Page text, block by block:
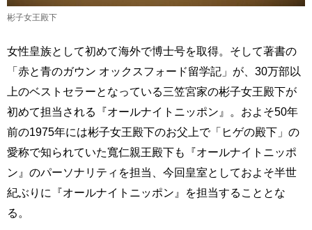
彬子女王殿下
女性皇族として初めて海外で博士号を取得。そして著書の
「赤と青のガウン オックスフォード留学記」が、30万部以
上のベストセラーとなっている三笠宮家の彬子女王殿下が
初めて担当される『オールナイトニッポン』。およそ50年
前の1975年には彬子女王殿下のお父上で「ヒゲの殿下」の
愛称で知られていた寬仁親王殿下も『オールナイトニッポ
ン』のパーソナリティを担当、今回皇室としておよそ半世
紀ぶりに『オールナイトニッポン』を担当することとな
る。